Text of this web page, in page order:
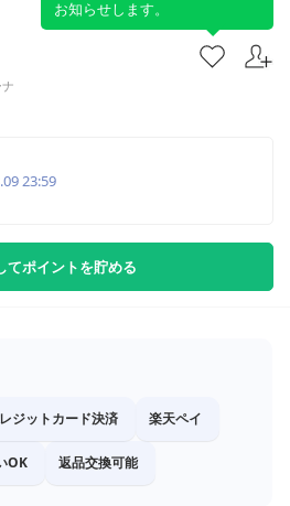
お知らせします。
23:59
てポイントを貯める
ジットカード決済 楽天ペイ
OK 返品交換可能